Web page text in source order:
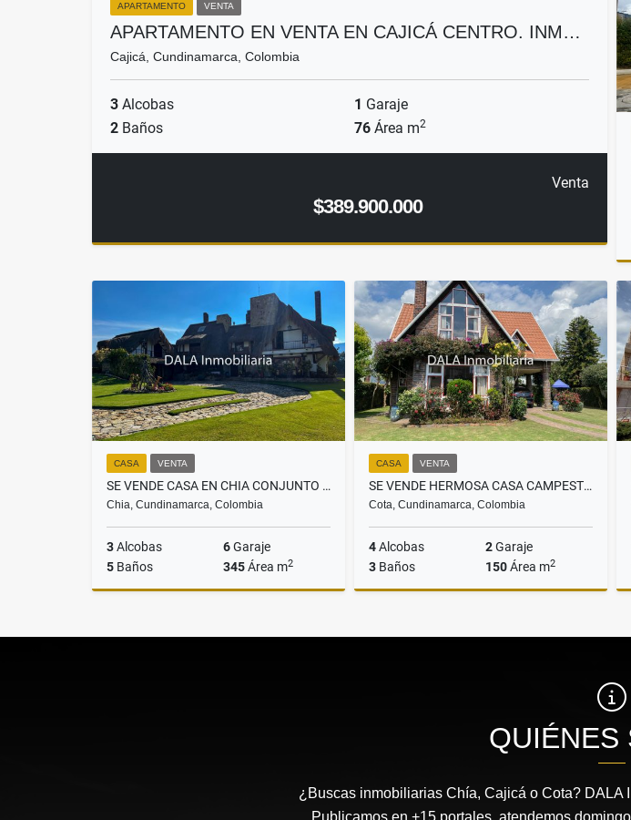
APARTAMENTO VENTA
APARTAMENTO EN VENTA EN CAJICÁ CENTRO. INM…
Cajicá, Cundinamarca, Colombia
3 Alcobas 1 Garaje
2 Baños 76 Área m2
Venta
$389.900.000
CASA VENTA
SE VENDE CASA EN CHIA CONJUNTO GRANJAS DE LA BALSA, INMOBILIARIAS CHÍA
Chia, Cundinamarca, Colombia
3Alcobas 6Garaje
5 Baños 345Área m2
$3.099.800.000
CASA VENTA
SE VENDE HERMOSA CASA CAMPESTRE EN COTA. INMOBILIARIAS COTA
Cota, Cundinamarca, Colombia
4Alcobas 2Garaje
3 Baños 150Área m2
$799.800.000
QUIÉNES
¿Buscas inmobiliarias Chía, Cajicá o Cota?